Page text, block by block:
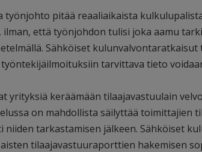
työnjohto pitää reaaliaikaista
että työnjohdon tulisi joka aamu
Sähköiset
tarvittava tieto
yrityksiä keräämään tilaajavastuulain
on mahdollista säilyttää toimittajien
niiden tarkastamisen jälkeen. Sähköiset
tilaajavastuuraporttien hakemisen